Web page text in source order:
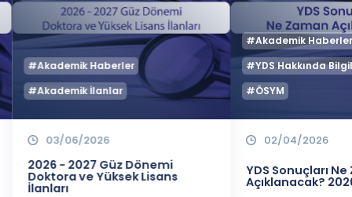
#Akademik Haberler
#Akademik İlanlar
03/06/2026
2026 - 2027 Güz Dönemi
Doktora ve Yüksek Lisans
İlanları
#Akademik
#YDS Hakkında
#ÖSYM
02/04/2026
YDS Sonuçları
Açıklanacak?